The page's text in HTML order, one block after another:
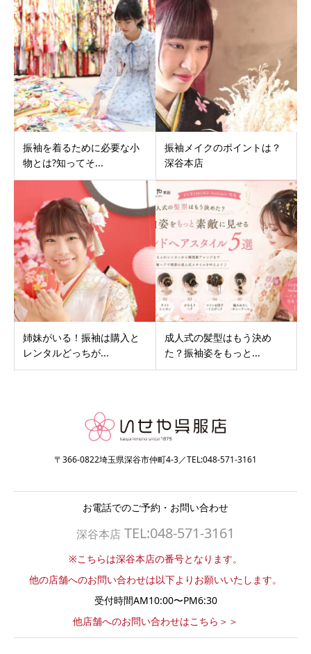
振袖を着るために必要な小
物とは?知ってそ...
振袖メイクのポイントは？
深谷本店
姉妹がいる！振袖は購入と
レンタルどっちが...
成人式の髪型はもう決め
た？振袖姿をもっと...
〒366-0822埼玉県深谷市仲町4-3／TEL:048-571-3161
お電話でのご予約・お問い合わせ
深谷本店 TEL:048-571-3161
※こちらは深谷本店の番号となります。
他の店舗へのお問い合わせは以下よりお願いいたします。
受付時間AM10:00〜PM6:30
他店舗へのお問い合わせはこちら＞＞